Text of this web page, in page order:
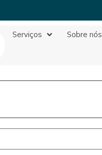
Serviços Sobre nós